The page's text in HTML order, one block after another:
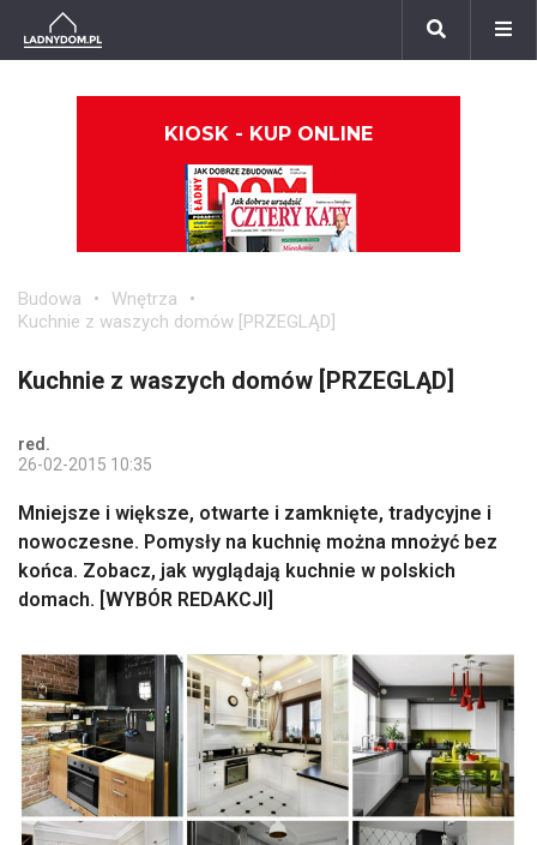
KIOSK - KUP ONLINE
Budowa
Wnętrza
Kuchnie z waszych domów [PRZEGLĄD]
Kuchnie z waszych domów [PRZEGLĄD]
red.
26-02-2015 10:35
Mniejsze i większe, otwarte i zamknięte, tradycyjne i
nowoczesne. Pomysły na kuchnię można mnożyć bez
końca. Zobacz, jak wyglądają kuchnie w polskich
domach. [WYBÓR REDAKCJI]